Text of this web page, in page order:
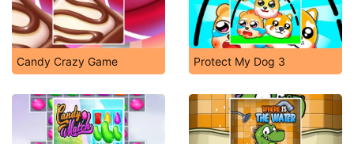
Candy Crazy Game Protect My Dog 3